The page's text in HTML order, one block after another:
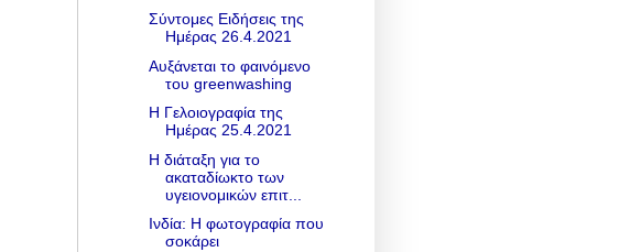
Σύντομες Ειδήσεις της
Ημέρας 26.4.2021
Αυξάνεται το φαινόμενο
του greenwashing
Η Γελοιογραφία της
Ημέρας 25.4.2021
H διάταξη για το
ακαταδίωκτο των
υγειονομικών επιτ...
Ινδία: Η φωτογραφία που
σοκάρει